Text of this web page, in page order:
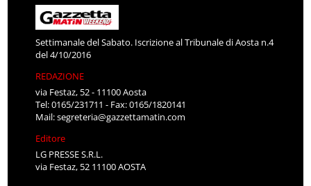
Settimanale del Sabato. Iscrizione al Tribunale di Aosta n.4
del 4/10/2016
REDAZIONE
via Festaz, 52 - 11100 Aosta
Tel: 0165/231711 - Fax: 0165/1820141
Mail:segreteria@gazzettamatin.com
Editore
LG PRESSE S.R.L.
via Festaz, 52 11100 AOSTA